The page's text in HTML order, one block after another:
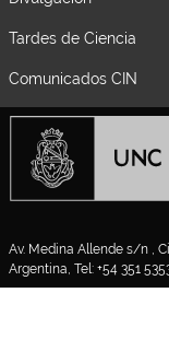
Tardes de Ciencia
Comunicados CIN
Av. Medina Allende s/n ,
Argentina, Tel: +54 351